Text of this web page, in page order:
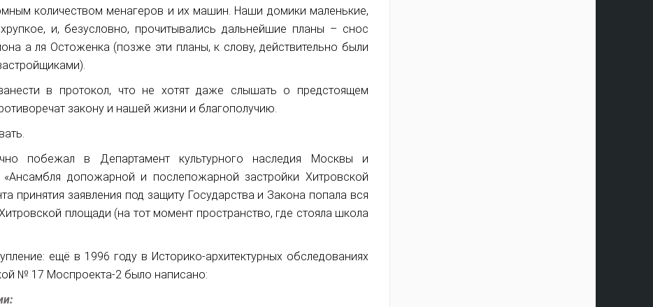
количеством менагеров и их машин. Наши домики маленькие,
и, безусловно, прочитывались дальнейшие планы – снос
а ля Остоженка (позже эти планы, к слову, действительно были
в протокол, что не хотят даже слышать о предстоящем
закону и нашей жизни и благополучию.
побежал в Департамент культурного наследия Москвы и
«Ансамбля допожарной и послепожарной застройки Хитровской
принятия заявления под защиту Государства и Закона попала вся
площади (на тот момент пространство, где стояла школа
ещё в 1996 году в Историко-архитектурных обследованиях
№ 17 Моспроекта-2 было написано: